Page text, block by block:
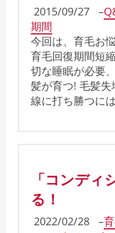
2015/09/27 –
期間
今回は、育毛お
育毛回復期間短
切な睡眠が必要
髪が育つ! 毛髪
線に打ち勝つに
「コンディ
る！
2022/02/28 –